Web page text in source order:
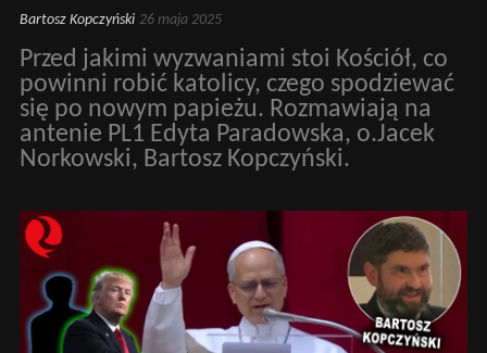
Bartosz Kopczyński 26 maja 2025
Przed jakimi wyzwaniami stoi Kościół, co
powinni robić katolicy, czego spodziewać
się po nowym papieżu. Rozmawiają na
antenie PL1 Edyta Paradowska, o.Jacek
Norkowski, Bartosz Kopczyński.